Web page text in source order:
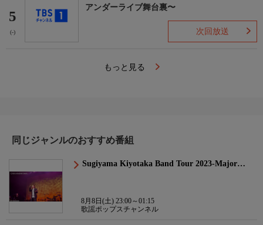
5
(-)
アンダーライブ舞台裏〜
次回放送
もっと見る
同じジャンルのおすすめ番組
Sugiyama Kiyotaka Band Tour 2023-Major…
8月8日(土) 23:00～01:15
歌謡ポップスチャンネル